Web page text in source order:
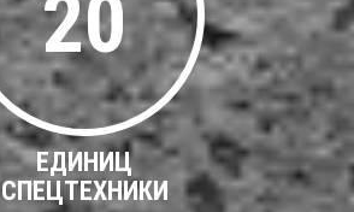
20
ЕДИНИЦ
СПЕЦТЕХНИКИ